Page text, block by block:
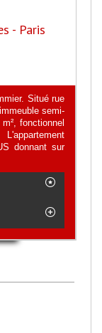
- Paris
Situé rue
semi-
fonctionnel
donnant sur